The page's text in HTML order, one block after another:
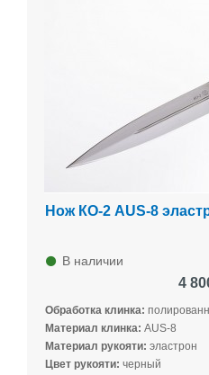
Нож КО-2 AUS-8
В наличии
4
Обработка клинка:
Материал клинка: AUS-8
Материал рукояти: эластрон
Цвет рукояти: черный